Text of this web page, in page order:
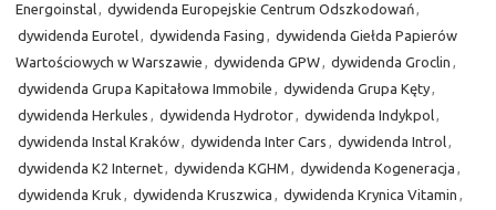
Energoinstal, dywidenda Europejskie Centrum Odszkodowań,
dywidenda Eurotel, dywidenda Fasing , dywidenda Giełda Papierów
Wartościowych w Warszawie , dywidenda GPW, dywidenda Groclin ,
dywidenda Grupa Kapitałowa Immobile , dywidenda Grupa Kęty,
dywidenda Herkules , dywidenda Hydrotor, dywidenda Indykpol,
dywidenda Instal Kraków, dywidenda Inter Cars , dywidenda Introl,
dywidenda K2 Internet, dywidenda KGHM , dywidenda Kogeneracja ,
dywidenda Kruk , dywidenda Kruszwica , dywidenda Krynica Vitamin ,